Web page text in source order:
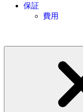
保証
費用